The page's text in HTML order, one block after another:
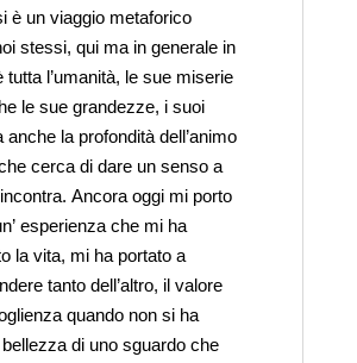
è un viaggio metaforico
stessi, qui ma in generale in
tutta l’umanità, le sue miserie
le sue grandezze, i suoi
anche la profondità dell’animo
cerca di dare un senso a
Ancora oggi mi porto
esperienza che mi ha
la vita, mi ha portato a
tanto dell’altro, il valore
quando non si ha
bellezza di uno sguardo che